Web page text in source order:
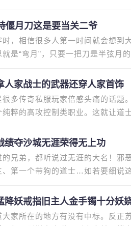
偃月刀这是要当关二爷
，相信很多人第一时间就会想
是“弯月”，只要一把刀是半弦月
人家战士的武器还穿人家首饰
多传奇私服玩家倍感头痛的话题
粹的高攻控制类职业。这就让
绩夺沙城无涯荣得无上功
兄弟，都听说过无涯的大名！
、第一个带狗的道士…如若要细说
降妖戒指旧主人金手镯十分妖
家所在的地方有没有中标。反正